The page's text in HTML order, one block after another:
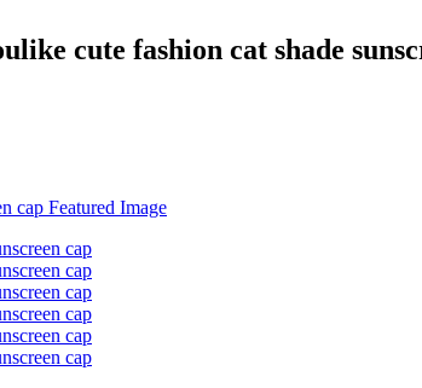
cute fashion cat shade